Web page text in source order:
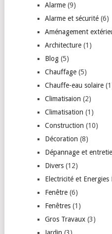
Alarme(9)
Alarme et sécurité(6)
Aménagement
Architecture(1)
Blog(5)
Chauffage(5)
Chauffe-eau solaire
Climatisaion (2)
Climatisation (1)
Construction (10)
Décoration (8)
Dépannage et
Divers(12)
Electricité et Energies
Fenêtre(6)
Fenêtres(1)
Gros Travaux(3)